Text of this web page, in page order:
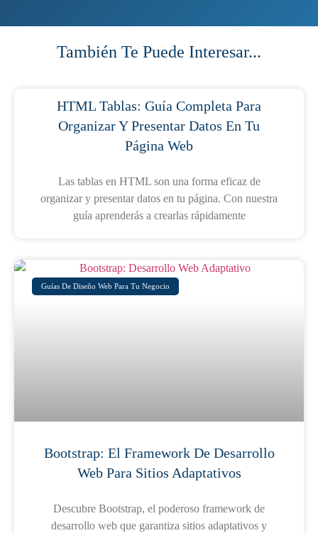
También Te Puede Interesar...
HTML Tablas: Guía Completa Para
Organizar Y Presentar Datos En Tu
Página Web
Las tablas en HTML son una forma eficaz de
organizar y presentar datos en tu página. Con nuestra
guía aprenderás a crearlas rápidamente
Guías De Diseño Web Para Tu Negocio
Bootstrap: El Framework De Desarrollo
Web Para Sitios Adaptativos
Descubre Bootstrap, el poderoso framework de
desarrollo web que garantiza sitios adaptativos y